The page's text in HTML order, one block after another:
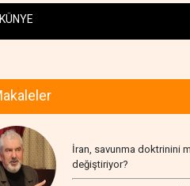
KÜNYE
İran, savunma doktrinini
değiştiriyor?